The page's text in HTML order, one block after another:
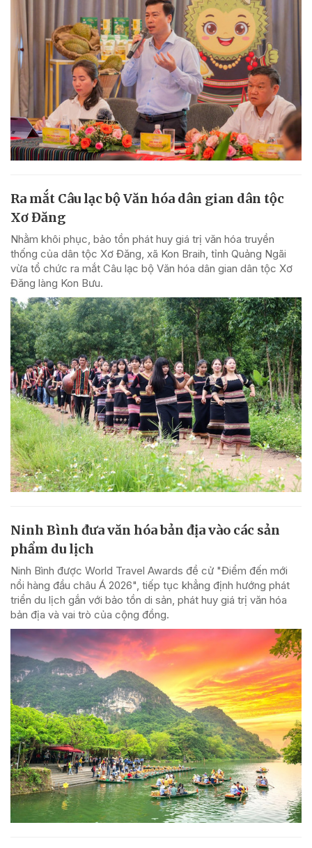
Ra mắt Câu lạc bộ Văn hóa dân gian dân tộc
Xơ Đăng
Nhằm khôi phục, bảo tồn phát huy giá trị văn hóa truyền
thống của dân tộc Xơ Đăng, xã Kon Braih, tỉnh Quảng Ngãi
vừa tổ chức ra mắt Câu lạc bộ Văn hóa dân gian dân tộc Xơ
Đăng làng Kon Bưu.
Ninh Bình đưa văn hóa bản địa vào các sản
phẩm du lịch
Ninh Bình được World Travel Awards đề cử "Điểm đến mới
nổi hàng đầu châu Á 2026", tiếp tục khẳng định hướng phát
triển du lịch gắn với bảo tồn di sản, phát huy giá trị văn hóa
bản địa và vai trò của cộng đồng.